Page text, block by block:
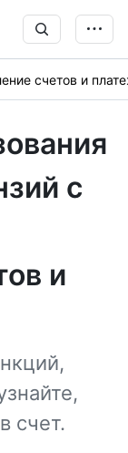
счетов и
с
и
счет.